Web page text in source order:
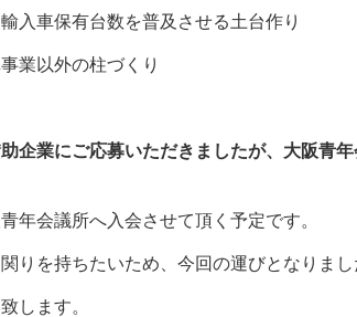
入車保有台数を普及させる土台作り
業以外の柱づくり
企業にご応募いただきましたが、大阪青
年会議所へ入会させて頂く予定です。
りを持ちたいため、今回の運びとなりまし
します。